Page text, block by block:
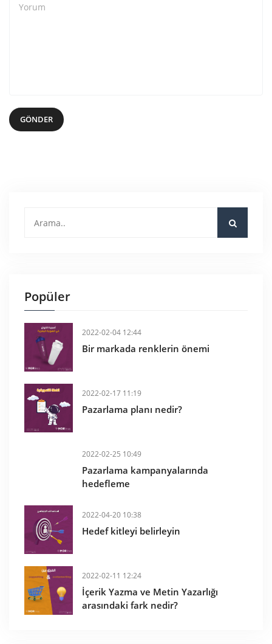
GÖNDER
Popüler
2022-02-04 12:44
Bir markada renklerin önemi
2022-02-17 11:19
Pazarlama planı nedir?
2022-02-25 10:49
Pazarlama kampanyalarında
hedefleme
2022-04-20 10:38
Hedef kitleyi belirleyin
2022-02-11 12:24
İçerik Yazma ve Metin Yazarlığı
arasındaki fark nedir?